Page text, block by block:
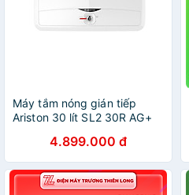
Máy tắm nóng gián tiếp
Ariston 30 lít SL2 30R AG+
giật - SL2 30 R AG+ 2.5 FE
2500W - Hàng chính hãng
(chỉ giao HCM)
4.899.000 đ